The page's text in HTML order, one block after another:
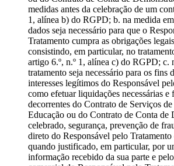
medidas antes da celebração de um
1, alínea b) do RGPD; b. na medida
dados seja necessário para que o
Tratamento cumpra as obrigações
consistindo, em particular, no
artigo 6.º, n.º 1, alínea c) do RGPD; c.
tratamento seja necessário para os fins
interesses legítimos do Responsável
como efetuar liquidações necessárias e
decorrentes do Contrato de Serviços
Educação ou do Contrato de Conta de
celebrado, segurança, prevenção de
direto do Responsável pelo
quando justificado, em particular, por
informação recebido da sua parte e